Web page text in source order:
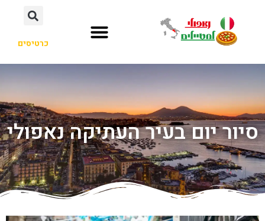
כרטיסים
סיור יום בעיר העתיקה נאפולי